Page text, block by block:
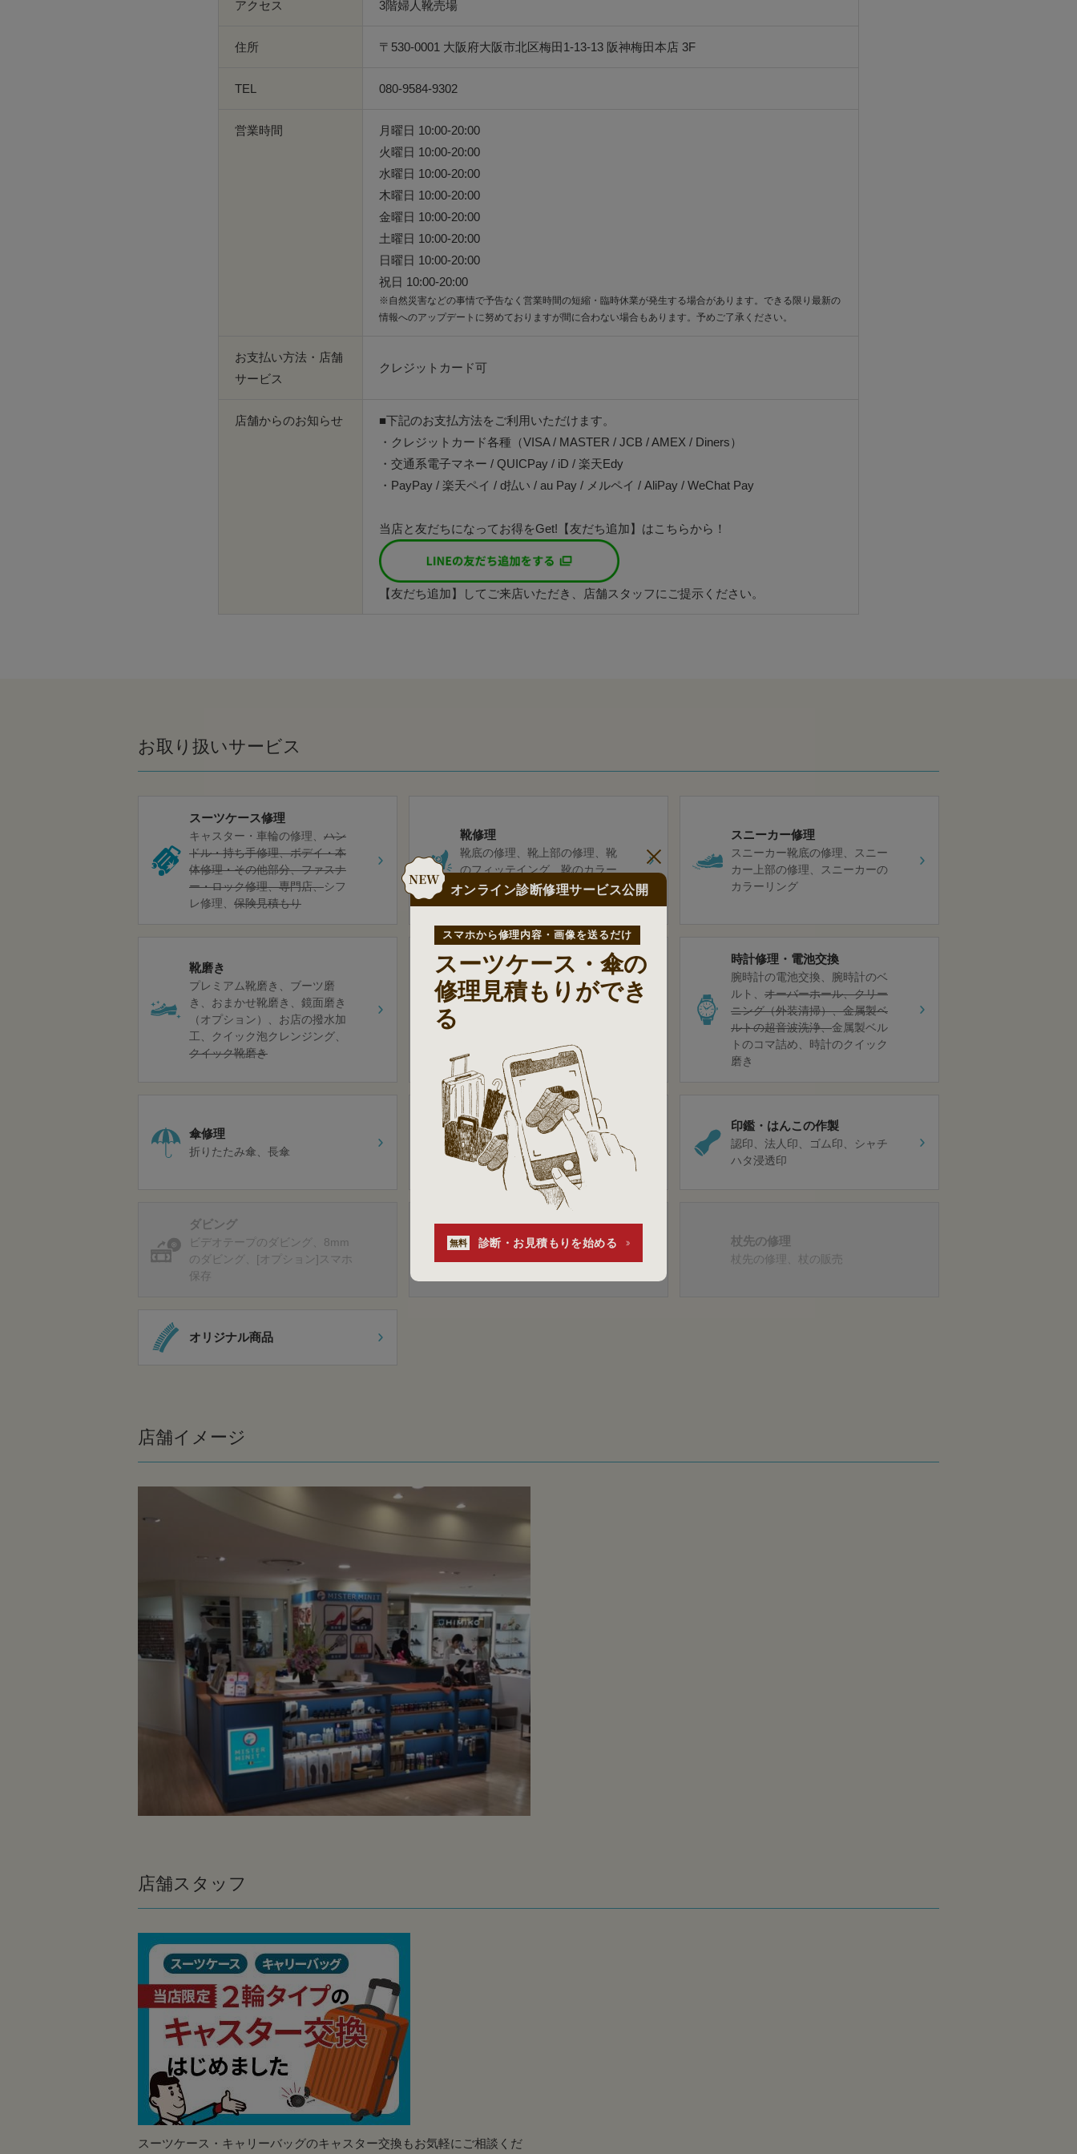
オンライン診断修理サービス公開
スマホから修理内容・画像を送るだけ
スーツケース・傘の
修理見積もりができ
る
無料 診断・お見積もりを始める
アクセス 3階婦人靴売場
住所 〒530-0001 大阪府大阪市北区梅田1-13-13 阪神梅田本店 3F
TEL 080-9584-9302
営業時間
月曜日 10:00-20:00
火曜日 10:00-20:00
水曜日 10:00-20:00
木曜日 10:00-20:00
金曜日 10:00-20:00
土曜日 10:00-20:00
日曜日 10:00-20:00
祝日 10:00-20:00
※自然災害などの事情で予告なく営業時間の短縮・臨時休業が発生する場合があります。できる限り最新の
情報へのアップデートに努めておりますが間に合わない場合もあります。予めご了承ください。
お支払い方法・店舗
サービス
クレジットカード可
店舗からのお知らせ
■下記のお支払方法をご利用いただけます。
・クレジットカード各種（VISA / MASTER / JCB / AMEX / Diners）
・交通系電子マネー / QUICPay / iD / 楽天Edy
・PayPay / 楽天ペイ / d払い / au Pay / メルペイ / AliPay / WeChat Pay
当店と友だちになってお得をGet!【友だち追加】はこちらから！
【友だち追加】してご来店いただき、店舗スタッフにご提示ください。
お取り扱いサービス
スーツケース修理
キャスター・車輪の修理
ハン
ドル・持ち手修理
ボデイ・本
体修理・その他部分
ファスナ
ー・ロック修理
専門店
シフ
レ修理
保険見積もり
靴修理
靴底の修理 靴上部の修理
靴
のフィッテイング
靴のカラー
リング
スニーカー修理
スニーカー靴底の修理
スニー
カー上部の修理
スニーカーの
カラーリング
靴磨き
プレミアム靴磨き
ブーツ磨
き
おまかせ靴磨き
鏡面磨き
（オプション）
お店の撥水加
工
クイック泡クレンジング
クイック靴磨き
カバンの修理
ハンドル・持ち手の修理
時計修理・電池交換
腕時計の電池交換
腕時計のベ
ルト
オーバーホール
クリー
ニング（外装清掃）
金属製ベ
ルトの超音波洗浄
金属製ベル
トのコマ詰め
時計のクイック
磨き
傘修理
折りたたみ傘 長傘
合鍵の作製
住居・事務所・店舗の合鍵
自
転車の合鍵
車・バイクの合
トランスポンダーキー
印鑑・はんこの作製
認印 法人印 ゴム印
シャチ
ハタ浸透印
ダビング
ビデオテープのダビング
8mm
のダビング
[オプション]スマホ
保存
包丁研ぎ 杖先の修理
杖先の修理 杖の販売
オリジナル商品
店舗イメージ
店舗スタッフ
スーツケース・キャリーバッグのキャスター交換もお気軽にご相談くだ